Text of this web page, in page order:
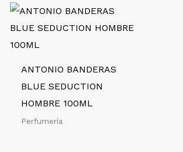
ANTONIO BANDERAS
BLUE SEDUCTION
HOMBRE 100ML
Perfumería